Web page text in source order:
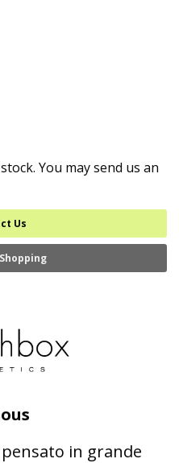
You may send us an
Us
in grande